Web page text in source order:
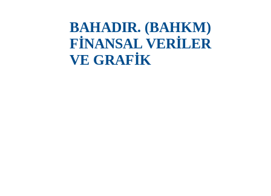
BAHADIR. (BAHKM)
FİNANSAL VERİLER
VE GRAFİK